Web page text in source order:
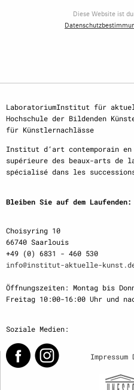
Diese Website ist
LaboratoriumInstitut für
Hochschule der Bildenden
für Künstlernachlässe
Institut d‘art contemporain
supérieure des beaux-arts de
spécialisé dans les
Bleiben Sie auf dem Laufenden:
Choisyring 10
66740 Saarlouis
+49 (0) 6831 - 460 530
info@institut-aktuelle-
Öffnungszeiten: Montag bis
Freitag 10:00-16:00 Uhr und
Soziale Medien:
Impressum